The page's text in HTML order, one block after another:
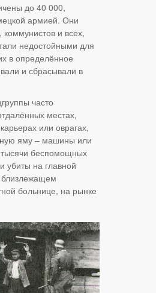
до 40 000,
армией. Они
и всех,
недостойными для
в определённое
и сбрасывали в
часто
местах,
или оврагах,
яму – машины или
беспомощных
убиты на главной
близлежащем
больнице, на рынке